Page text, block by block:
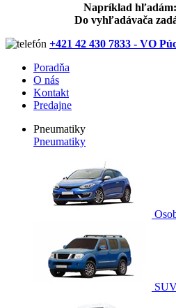
Napríklad hľadám:
Do vyhľadávača
+421 42 430 7833 - VO
Poradňa
O nás
Kontakt
Predajne
Pneumatiky
Pneumatiky